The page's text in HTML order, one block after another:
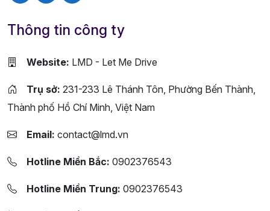
Thông tin công ty
Website: LMD - Let Me Drive
Trụ sở: 231-233 Lê Thánh Tôn, Phường Bến Thành,
Thành phố Hồ Chí Minh, Việt Nam
Email: contact@lmd.vn
Hotline Miền Bắc: 0902376543
Hotline Miền Trung: 0902376543